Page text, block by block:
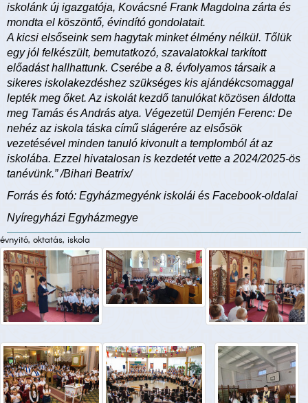
iskolánk új igazgatója, Kovácsné Frank Magdolna zárta és
mondta el köszöntő, évindító gondolatait.
A kicsi elsőseink sem hagytak minket élmény nélkül. Tőlük
egy jól felkészült, bemutatkozó, szavalatokkal tarkított
előadást hallhattunk. Cserébe a 8. évfolyamos társaik a
sikeres iskolakezdéshez szükséges kis ajándékcsomaggal
lepték meg őket. Az iskolát kezdő tanulókat közösen áldotta
meg Tamás és András atya. Végezetül Demjén Ferenc: De
nehéz az iskola táska című slágerére az elsősök
vezetésével minden tanuló kivonult a templomból át az
iskolába. Ezzel hivatalosan is kezdetét vette a 2024/2025-ös
tanévünk.” /Bihari Beatrix/
Forrás és fotó: Egyházmegyénk iskolái és Facebook-oldalai
Nyíregyházi Egyházmegye
évnyitó, oktatás, iskola